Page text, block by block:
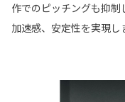
作でのピッチングも抑
加速感、安定性を実現し